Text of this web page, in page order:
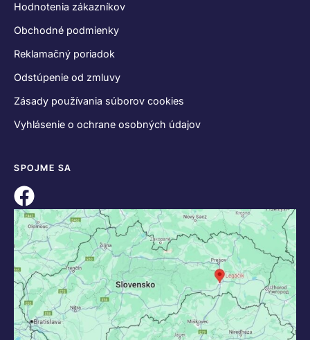
Hodnotenia zákazníkov
Obchodné podmienky
Reklamačný poriadok
Odstúpenie od zmluvy
Zásady používania súborov cookies
Vyhlásenie o ochrane osobných údajov
SPOJME SA